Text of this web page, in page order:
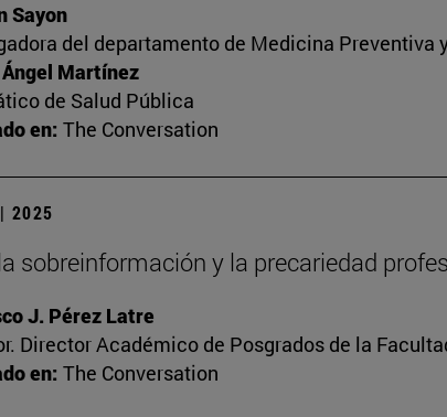
Sayon
del departamento de Medicina Preventiva
Martínez
de Salud Pública
en: The Conversation
2025
sobreinformación y la precariedad
J. Pérez Latre
Director Académico de Posgrados de la
en: The Conversation